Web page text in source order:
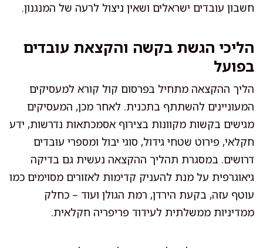
חשבון עובדים ישראלים ושאין ניצול לרעה של המנגנון.
הליכי הגשת בקשה והקצאת עובדים
בפועל
הליך ההקצאה מתחיל בפרסום קול קורא למעסיקים
המעוניינים להשתתף בתכנית. לאחר מכן, המעסיקים
מגישים בקשות מקוונות בצירוף אסמכתאות נדרשות, ידע
חקלאי, פירוט שטחי גידול, סוגי יבול ומספרי עובדים
דרושים. במסגרת תהליך ההקצאה נעשית גם בדיקה
גיאוגרפית על מנת להעניק קדימות לאזורים מסוימים כמו
עוטף עזה, בקעת הירדן, רמת הגולן ועוד – כחלק
ממדיניות ממשלתית לעידוד פריפריה חקלאית.